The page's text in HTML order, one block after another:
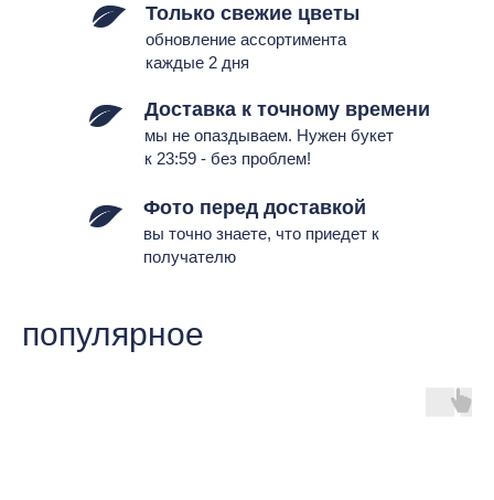
обновление ассортимента
каждые 2 дня
мы не опаздываем. Нужен букет
к 23:59 - без проблем!
вы точно знаете, что приедет к
получателю
Только свежие цветы
Доставка к точному времени
Фото перед доставкой
популярное